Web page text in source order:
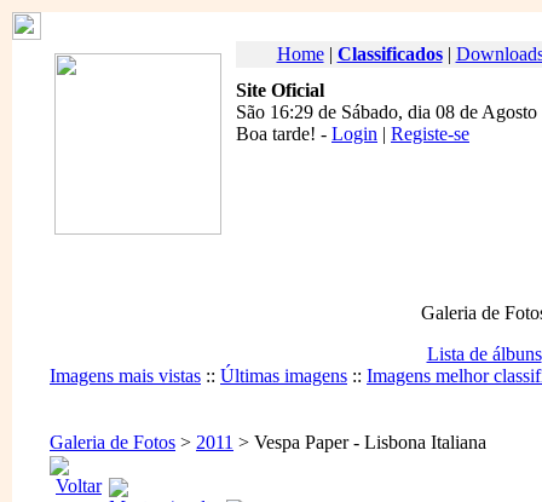
Home| Classificados|
Site Oficial
São 16:29 de Sábado, dia 08 de
Boa tarde! - Login | Registe-se
Galeria de
Lista de álbuns
Imagens mais vistas :: Últimas imagens :: Imagens melhor
Galeria de Fotos > 2011 > Vespa Paper - Lisbona Italiana